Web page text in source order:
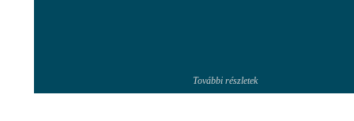
További részletek